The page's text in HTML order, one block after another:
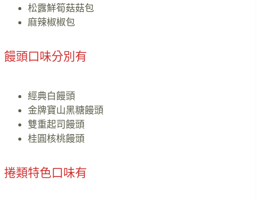
松露鮮筍菇菇包
麻辣椒椒包
饅頭口味分別有
經典白饅頭
金牌寶山黑糖饅頭
雙重起司饅頭
桂圓核桃饅頭
捲類特色口味有